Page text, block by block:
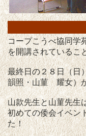
コープこうべ協同学
を開講されているこ
最終日の２８日（
韻照・山菫 耀女）
山款先生と山菫先生
初めての倭会イベン
た！